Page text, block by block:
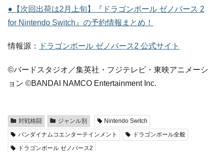
●【次回出荷は2月上旬】『ドラゴンボール ゼノバース 2
for Nintendo Switch』の予約情報まとめ！
情報源： ドラゴンボール ゼノバース2 公式サイト
©バードスタジオ／集英社・フジテレビ・東映アニメーシ
ョン ©BANDAI NAMCO Entertainment Inc.
対戦格闘 ジャンル別
Nintendo Switch
バンダイナムコエンターテインメント
ドラゴンボール全般
ドラゴンボール ゼノバース2